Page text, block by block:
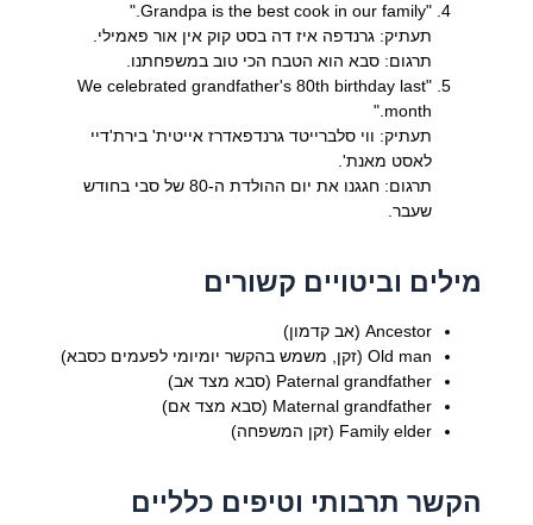
"Grandpa is the best cook in our family."
תעתיק: גרנדפה איז דה בסט קוק אין אור פאמילי.
תרגום: סבא הוא הטבח הכי טוב במשפחתנו.
"We celebrated grandfather's 80th birthday last
month."
תעתיק: ווי סלברייטד גרנדפאדרז אייטית' בירת'דיי
לאסט מאנת'.
תרגום: חגגנו את יום ההולדת ה-80 של סבי בחודש
שעבר.
מילים וביטויים קשורים
Ancestor (אב קדמון)
Old man (זקן, משמש בהקשר יומיומי לפעמים כסבא)
Paternal grandfather (סבא מצד אב)
Maternal grandfather (סבא מצד אם)
Family elder (זקן המשפחה)
הקשר תרבותי וטיפים כלליים